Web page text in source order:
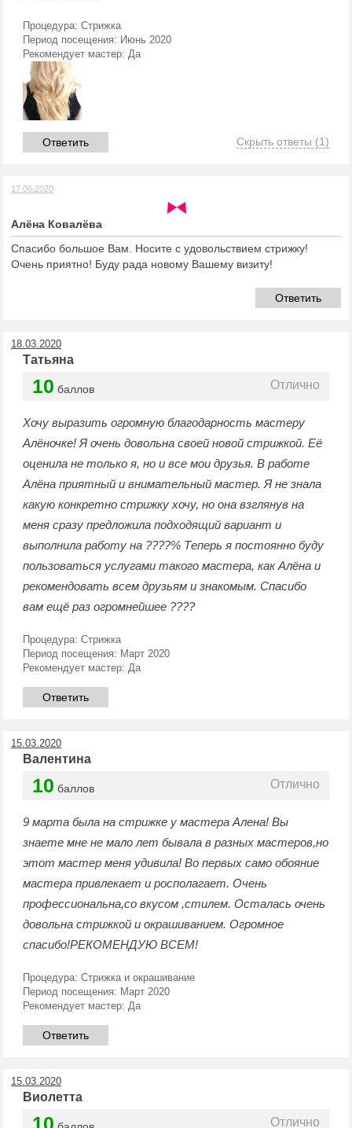
Процедура: Стрижка
Период посещения: Июнь 2020
Рекомендует мастер: Да
Ответить Скрыть ответы (1)
17.06.2020
Алёна Ковалёва
Спасибо большое Вам. Носите с удовольствием стрижку!
Очень приятно! Буду рада новому Вашему визиту!
Ответить
18.03.2020
Татьяна
10 баллов Отлично
Хочу выразить огромную благодарность мастеру
Алёночке! Я очень довольна своей новой стрижкой. Её
оценила не только я, но и все мои друзья. В работе
Алёна приятный и внимательный мастер. Я не знала
какую конкретно стрижку хочу, но она взглянув на
меня сразу предложила подходящий вариант и
выполнила работу на ????% Теперь я постоянно буду
пользоваться услугами такого мастера, как Алёна и
рекомендовать всем друзьям и знакомым. Спасибо
вам ещё раз огромнейшее ????
Процедура: Стрижка
Период посещения: Март 2020
Рекомендует мастер: Да
Ответить
15.03.2020
Валентина
10 баллов Отлично
9 марта была на стрижке у мастера Алена! Вы
знаете мне не мало лет бывала в разных мастеров,но
этот мастер меня удивила! Во первых само обояние
мастера привлекает и росполагает. Очень
профессиональна,со вкусом ,стилем. Осталась очень
довольна стрижкой и окрашиванием. Огромное
спасибо!РЕКОМЕНДУЮ ВСЕМ!
Процедура: Стрижка и окрашивание
Период посещения: Март 2020
Рекомендует мастер: Да
Ответить
15.03.2020
Виолетта
10 Отлично